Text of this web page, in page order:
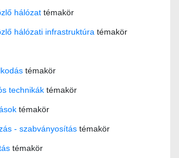
hálózat témakör
hálózati infrastruktúra témakör
témakör
technikák témakör
témakör
- szabványosítás témakör
témakör